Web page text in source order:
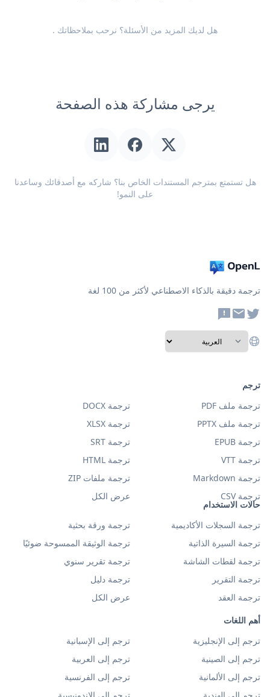
هل لديك المزيد من الأسئلة؟ نرحب بملاحظاتك .
يرجى مشاركة هذه الصفحة
هل تستمتع بمترجم المستندات الخاص بنا؟ شاركه مع أصدقائك وساعدنا
على النمو!
ترجمة دقيقة بالذكاء الاصطناعي لأكثر من 100 لغة
حالات الاستخدام
ترجمة السجلات الأكاديمية
ترجمة ورقة بحثية
ترجمة السيرة الذاتية
ترجمة الوثيقة الممسوحة ضوئيًا
ترجمة لقطات الشاشة
ترجمة تقرير سنوي
ترجمة التقرير
ترجمة دليل
ترجمة العقد
عرض الكل
أهم اللغات
ترجم إلى الإنجليزية
ترجم إلى الإسبانية
ترجم إلى الصينية
ترجم إلى العربية
ترجم إلى الألمانية
ترجم إلى الفرنسية
ترجم
ترجمة ملف PDF
ترجمة DOCX
ترجمة ملف PPTX
ترجمة XLSX
ترجمة EPUB
ترجمة SRT
ترجمة VTT
ترجمة HTML
ترجمة Markdown
ترجمة ملفات ZIP
ترجمة CSV
عرض الكل